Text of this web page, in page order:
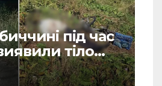
під час
тіло
(Фото)